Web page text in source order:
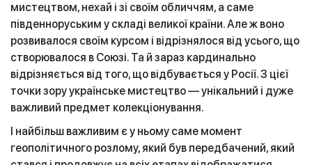
мистецтвом, нехай і зі своїм обличчям, а саме
південноруським у складі великої країни. Але ж воно
розвивалося своїм курсом і відрізнялося від усього, що
створювалося в Союзі. Та й зараз кардинально
відрізняється від того, що відбувається у Росії. З цієї
точки зору українське мистецтво — унікальний і дуже
важливий предмет колекціонування.
І найбільш важливим є у ньому саме момент
геополітичного розлому, який був передбачений, який